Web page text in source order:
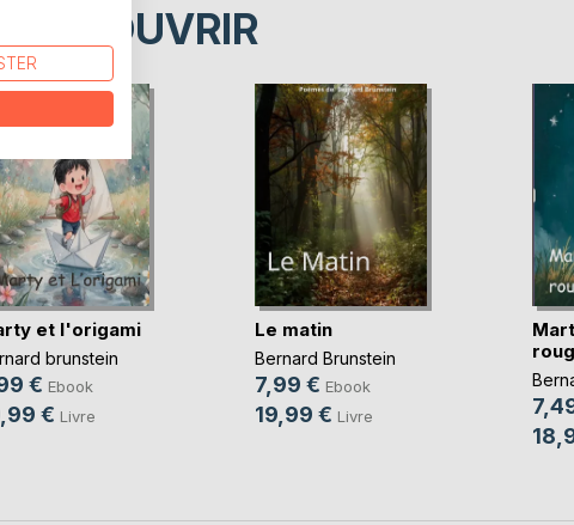
DÉCOUVRIR
et l'origami
brunstein
€ Ebook
€ Livre
Le matin
Bernard Brunstein
7,99 € Ebook
19,99 € Livre